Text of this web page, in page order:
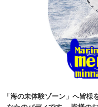
「海の未体験ゾーン」へ皆様